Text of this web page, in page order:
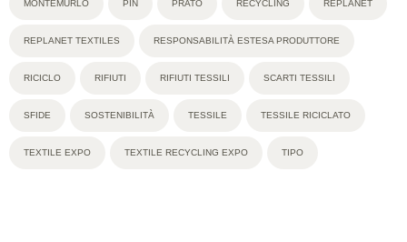
MONTEMURLO PIN PRATO RECYCLING REPLANET
REPLANET TEXTILES RESPONSABILITÀ ESTESA PRODUTTORE
RICICLO RIFIUTI RIFIUTI TESSILI SCARTI TESSILI
SFIDE SOSTENIBILITÀ TESSILE TESSILE RICICLATO
TEXTILE EXPO TEXTILE RECYCLING EXPO TIPO